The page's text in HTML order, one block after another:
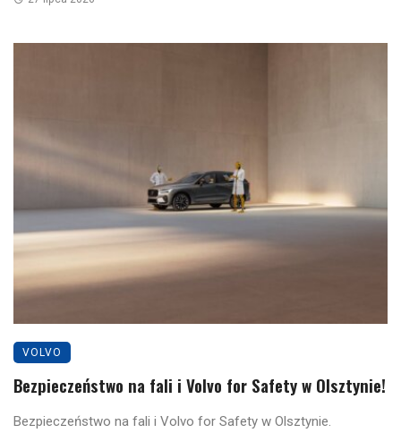
VOLVO
Bezpieczeństwo na fali i Volvo for Safety w Olsztynie!
Bezpieczeństwo na fali i Volvo for Safety w Olsztynie.